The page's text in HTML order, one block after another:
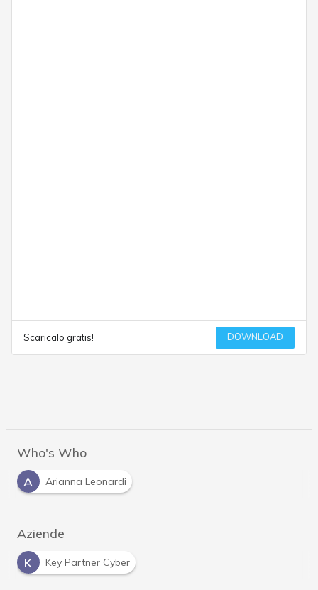
Scaricalo gratis! DOWNLOAD
Who's Who
A
Arianna Leonardi
Aziende
K
Key Partner Cyber